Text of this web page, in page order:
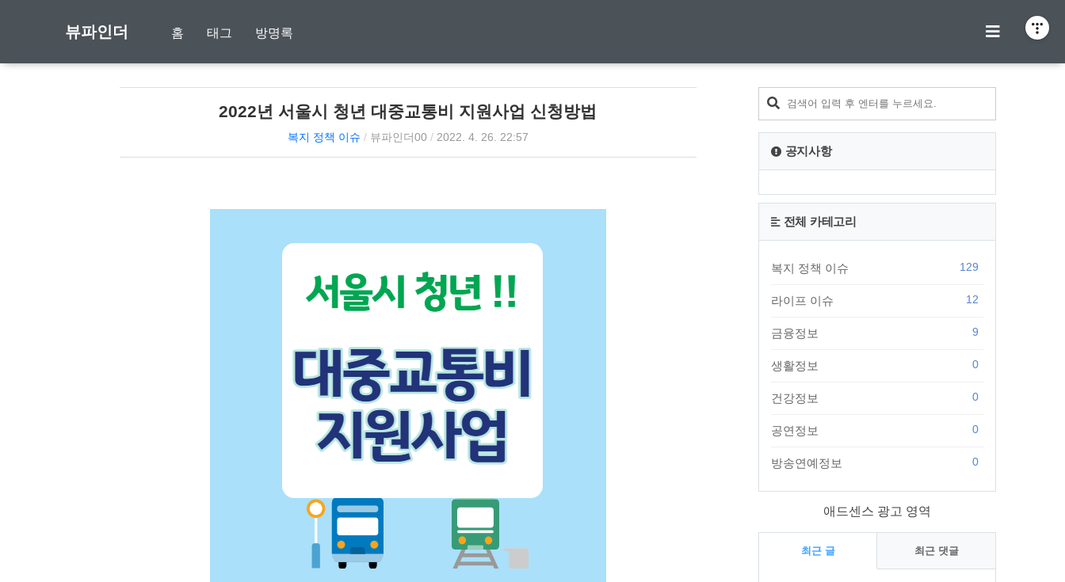
뷰파인더 홈 태그 방명록
2022년 서울시 청년 대중교통비 지원사업 신청방법
복지 정책 이슈 / 뷰파인더00 / 2022. 4. 26. 22:57
공지사항
전체 카테고리
복지 정책 이슈 129
라이프 이슈 12
금융정보 9
생활정보 0
건강정보 0
공연정보 0
방송연예정보 0
애드센스 광고 영역
최근 글 최근 댓글
티스토리툴바